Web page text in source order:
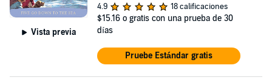
Vista previa
4.9
18 calificaciones
$15.16 o gratis con una prueba de 30
días
Pruebe Estándar gratis